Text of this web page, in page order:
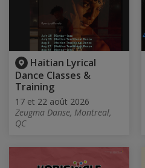
Haitian Lyrical
Dance Classes &
Training
17 et 22 août 2026
Zeugma Danse, Montreal,
QC